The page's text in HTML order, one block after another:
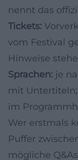
nennt das
Tickets:
vom Festival
Hinweise
Sprachen: je
mit
im
Wer erstmals
Puffer
mögliche